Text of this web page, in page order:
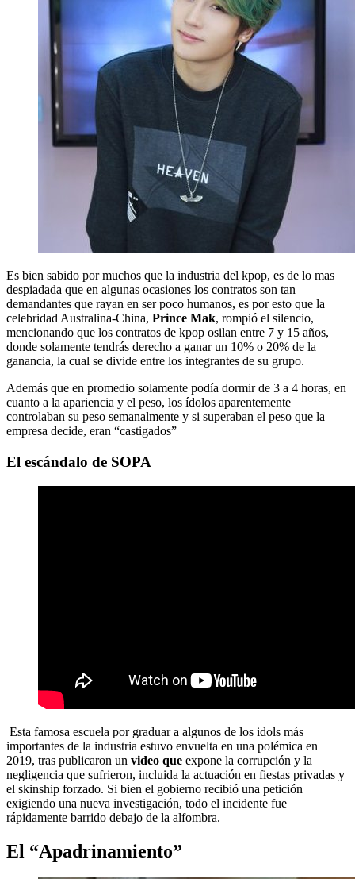
Es bien sabido por muchos que la industria del kpop, es de lo mas
despiadada que en algunas ocasiones los contratos son tan
demandantes que rayan en ser poco humanos, es por esto que la
celebridad Australina-China, Prince Mak, rompió el silencio,
mencionando que los contratos de kpop osilan entre 7 y 15 años,
donde solamente tendrás derecho a ganar un 10% o 20% de la
ganancia, la cual se divide entre los integrantes de su grupo.
Además que en promedio solamente podía dormir de 3 a 4 horas, en
cuanto a la apariencia y el peso, los ídolos aparentemente
controlaban su peso semanalmente y si superaban el peso que la
empresa decide, eran “castigados”
El escándalo de SOPA
Esta famosa escuela por graduar a algunos de los idols más
importantes de la industria estuvo envuelta en una polémica en
2019, tras publicaron un video que expone la corrupción y la
negligencia que sufrieron, incluida la actuación en fiestas privadas y
el skinship forzado. Si bien el gobierno recibió una petición
exigiendo una nueva investigación, todo el incidente fue
rápidamente barrido debajo de la alfombra.
El “Apadrinamiento”